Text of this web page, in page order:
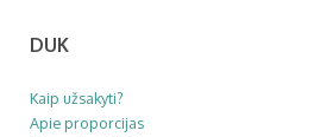
DUK
Kaip užsakyti?
Apie proporcijas